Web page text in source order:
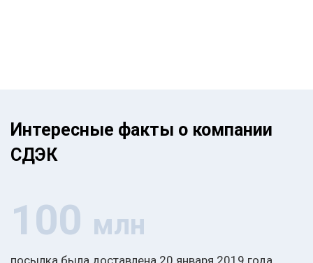
Интересные факты о компании
СДЭК
100 млн
посылка была доставлена 20 января 2019 года